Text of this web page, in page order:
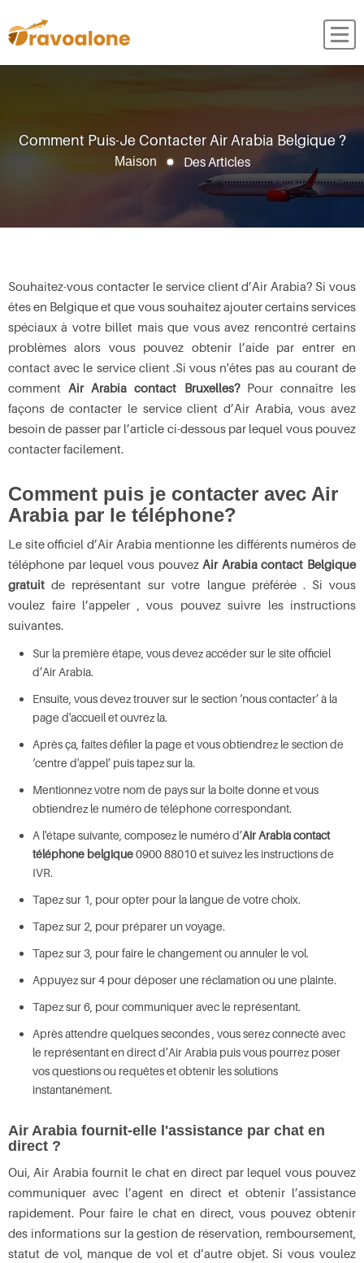
Comment Puis-Je Contacter Air Arabia Belgique ?
Maison Des Articles
Souhaitez-vous contacter le service client d’Air Arabia? Si vous
êtes en Belgique et que vous souhaitez ajouter certains services
spéciaux à votre billet mais que vous avez rencontré certains
problèmes alors vous pouvez obtenir l’aide par entrer en
contact avec le service client .Si vous n'êtes pas au courant de
commentAir Arabia contact Bruxelles? Pour connaître les
façons de contacter le service client d’Air Arabia, vous avez
besoin de passer par l’article ci-dessous par lequel vous pouvez
contacter facilement.
Comment puis je contacter avec Air
Arabia par le téléphone?
Le site officiel d’Air Arabia mentionne les différents numéros de
téléphone par lequel vous pouvezAir Arabia contact Belgique
gratuit de représentant sur votre langue préférée . Si vous
voulez faire l’appeler , vous pouvez suivre les instructions
suivantes.
Sur la première étape, vous devez accéder sur le site officiel
d’Air Arabia.
Ensuite, vous devez trouver sur le section ‘nous contacter’ à la
page d'accueil et ouvrez la.
Après ça, faites défiler la page et vous obtiendrez le section de
‘centre d'appel’ puis tapez sur la.
Mentionnez votre nom de pays sur la boite donne et vous
obtiendrez le numéro de téléphone correspondant.
A l'étape suivante, composez le numéro d’Air Arabia contact
téléphone belgique0900 88010 et suivez les instructions de
IVR.
Tapez sur 1, pour opter pour la langue de votre choix.
Tapez sur 2, pour préparer un voyage.
Tapez sur 3, pour faire le changement ou annuler le vol.
Appuyez sur 4 pour déposer une réclamation ou une plainte.
Tapez sur 6, pour communiquer avec le représentant.
Après attendre quelques secondes , vous serez connecté avec
le représentant en direct d’Air Arabia puis vous pourrez poser
vos questions ou requêtes et obtenir les solutions
instantanément.
Air Arabia fournit-elle l'assistance par chat en
direct ?
Oui, Air Arabia fournit le chat en direct par lequel vous pouvez
communiquer avec l’agent en direct et obtenir l’assistance
rapidement. Pour faire le chat en direct, vous pouvez obtenir
des informations sur la gestion de réservation, remboursement,
statut de vol, manque de vol et d’autre objet. Si vous voulez